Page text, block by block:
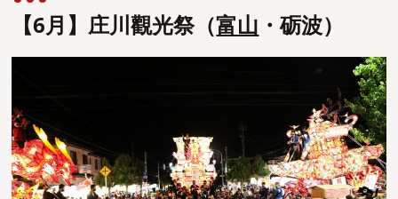
【6月】庄川觀光祭（富山・砺波）